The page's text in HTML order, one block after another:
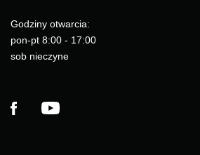
Godziny otwarcia:
pon-pt 8:00 - 17:00
sob nieczyne
Facebook